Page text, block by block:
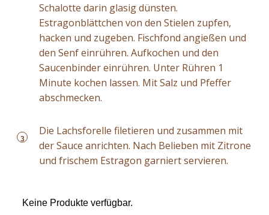
Schalotte darin glasig dünsten.
Estragonblättchen von den Stielen zupfen,
hacken und zugeben. Fischfond angießen und
den Senf einrühren. Aufkochen und den
Saucenbinder einrühren. Unter Rühren 1
Minute kochen lassen. Mit Salz und Pfeffer
abschmecken.
3
Die Lachsforelle filetieren und zusammen mit
der Sauce anrichten. Nach Belieben mit Zitrone
und frischem Estragon garniert servieren.
Keine Produkte verfügbar.